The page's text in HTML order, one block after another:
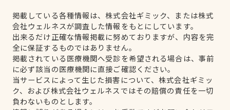
掲載している各種情報は、株式会社ギミック、または株式
会社ウェルネスが調査した情報をもとにしています。
出来るだけ正確な情報掲載に努めておりますが、内容を完
全に保証するものではありません。
掲載されている医療機関へ受診を希望される場合は、事前
に必ず該当の医療機関に直接ご確認ください。
当サービスによって生じた損害について、株式会社ギミッ
ク、および株式会社ウェルネスではその賠償の責任を一切
負わないものとします。